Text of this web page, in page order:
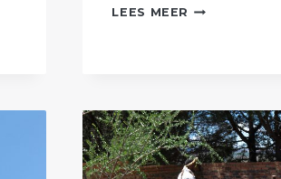
LEES MEER MIDDELBURG-
BEVEILIG
NÁ
AFRIFORUM-
BUURTWAG